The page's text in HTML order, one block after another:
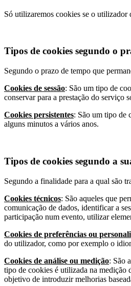
Só utilizaremos cookies se o utilizador
Tipos de cookies segundo o
Segundo o prazo de tempo que
Cookies de sessão: São um tipo de
conservar para a prestação do
Cookies persistentes: São um tipo de
alguns minutos a vários anos.
Tipos de cookies segundo a
Segundo a finalidade para a qual são
Cookies técnicos: São aqueles que
comunicação de dados, identificar a
participação num evento, utilizar
Cookies de preferências ou
do utilizador, como por exemplo o
Cookies de análise ou medição: São
tipo de cookies é utilizada na medição
objetivo de introduzir melhorias